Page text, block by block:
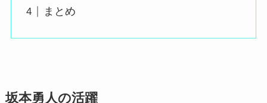
まとめ
坂本勇人の活躍